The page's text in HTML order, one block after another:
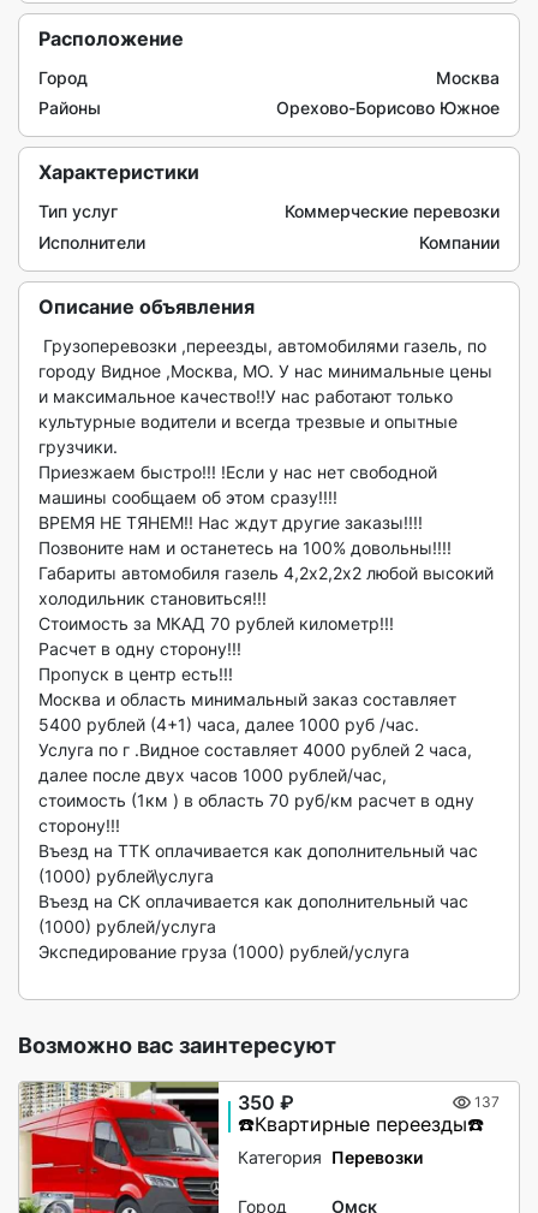
Расположение
Город
Москва
Районы
Орехово-Борисово Южное
Характеристики
Тип услуг
Коммерческие перевозки
Исполнители
Компании
Описание объявления
городу Видное ,Москва, МО. У нас минимальные цены
и максимальное качество!!У нас работают только
культурные водители и всегда трезвые и опытные
грузчики.
Приезжаем быстро!!! !Если у нас нет свободной
машины сообщаем об этом сразу!!!!
ВРЕМЯ НЕ ТЯНЕМ!! Нас ждут другие заказы!!!!
Позвоните нам и останетесь на 100% довольны!!!!
Габариты автомобиля газель 4,2х2,2х2 любой высокий
холодильник становиться!!!
Стоимость за МКАД 70 рублей километр!!!
Расчет в одну сторону!!!
Пропуск в центр есть!!!
Москва и область минимальный заказ составляет
5400 рублей (4+1) часа, далее 1000 руб /час.
Услуга по г .Видное составляет 4000 рублей 2 часа,
далее после двух часов 1000 рублей/час,
стоимость (1км ) в область 70 руб/км расчет в одну
сторону!!!
Въезд на ТТК оплачивается как дополнительный час
(1000) рублей\услуга
Въезд на СК оплачивается как дополнительный час
(1000) рублей/услуга
Экспедирование груза (1000) рублей/услуга
Возможно вас заинтересуют
350 ₽ 137
☎️Квартирные переезды☎️
Категория Перевозки
Город Омск